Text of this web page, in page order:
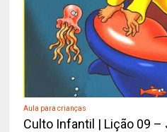
Aula para crianças
Culto Infantil | Lição 09 –